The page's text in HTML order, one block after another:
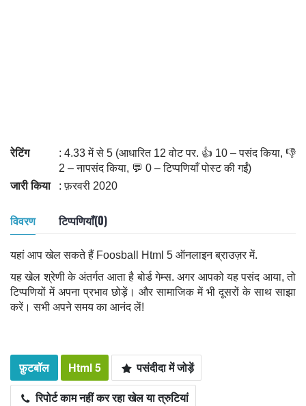
रेटिंग
: 4.33 में से 5 (आधारित 12 वोट पर. 👍 10 – पसंद किया, 👎
2 – नापसंद किया, 💬 0 – टिप्पणियाँ पोस्ट की गईं)
जारी किया
: फ़रवरी 2020
विवरण टिप्पणियाँ(0)
यहां आप खेल सकते हैं Foosball Html 5 ऑनलाइन ब्राउज़र में.
यह खेल श्रेणी के अंतर्गत आता है बोर्ड गेम्स. अगर आपको यह पसंद आया, तो
टिप्पणियों में अपना प्रभाव छोड़ें। और सामाजिक में भी दूसरों के साथ साझा
करें। सभी अपने समय का आनंद लें!
फ़ुटबॉल Html 5
पसंदीदा में जोड़ें
रिपोर्ट काम नहीं कर रहा खेल या त्रुटियां